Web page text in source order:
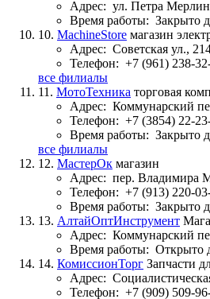
Адрес: ул. Петра
Время работы: Закрыто
10. MachineStore магазин
Адрес: Советская ул.,
Телефон: +7 (961) 238-
все филиалы
11. МотоТехника торговая
Адрес: Коммунарский
Телефон: +7 (3854) 22-
Время работы: Закрыто
все филиалы
12. МастерОк магазин
Адрес: пер. Владимира
Телефон: +7 (913) 220-
Время работы: Закрыто
13. АлтайОптИнструмент
Адрес: Коммунарский
Время работы: Открыто
14. КомиссионТорг Запчасти
Адрес:
Телефон: +7 (909) 509-